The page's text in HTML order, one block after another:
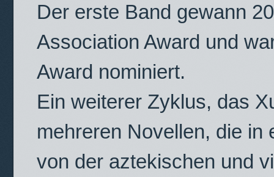
Der erste Band gewann
Association Award und
Award nominiert.
Ein weiterer Zyklus, das
mehreren Novellen, die in
von der aztekischen und